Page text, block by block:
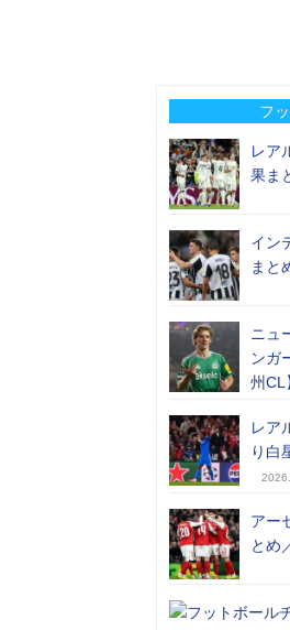
フ
レア
果ま
イン
まと
ニュ
ンガ
州CL
レア
り白
アー
とめ